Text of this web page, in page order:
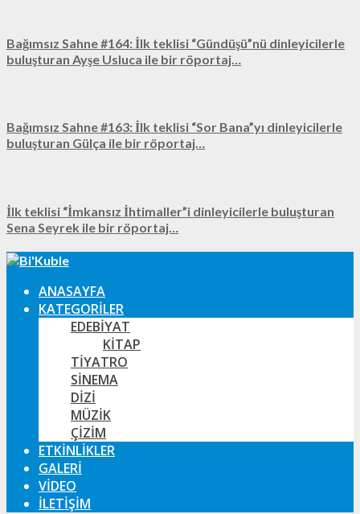
Bağımsız Sahne #164: İlk teklisi “Gündüşü”nü dinleyicilerle
buluşturan Ayşe Usluca ile bir röportaj…
Bağımsız Sahne #163: İlk teklisi “Sor Bana”yı dinleyicilerle
buluşturan Gülça ile bir röportaj…
İlk teklisi “İmkansız İhtimaller”i dinleyicilerle buluşturan
Sena Seyrek ile bir röportaj…
ANASAYFA
KATEGORILER
EDEBIYAT
KITAP
TIYATRO
SINEMA
DIZI
MÜZIK
ÇIZIM
ETKINLIKLER
GALERI
VIDEO
İLETIŞIM